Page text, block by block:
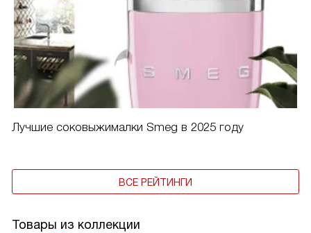
Лучшие соковыжималки Smeg в 2025 году
ВСЕ РЕЙТИНГИ
Товары из коллекции